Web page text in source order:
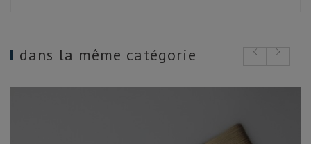
dans la même catégorie